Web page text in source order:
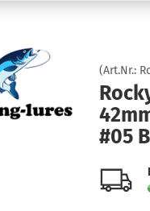
(Art.Nr.:
#05